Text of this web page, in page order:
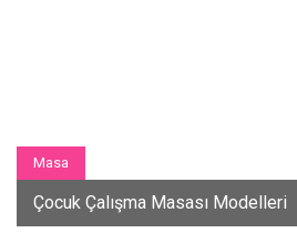
Masa
Çocuk Çalışma Masası Modelleri